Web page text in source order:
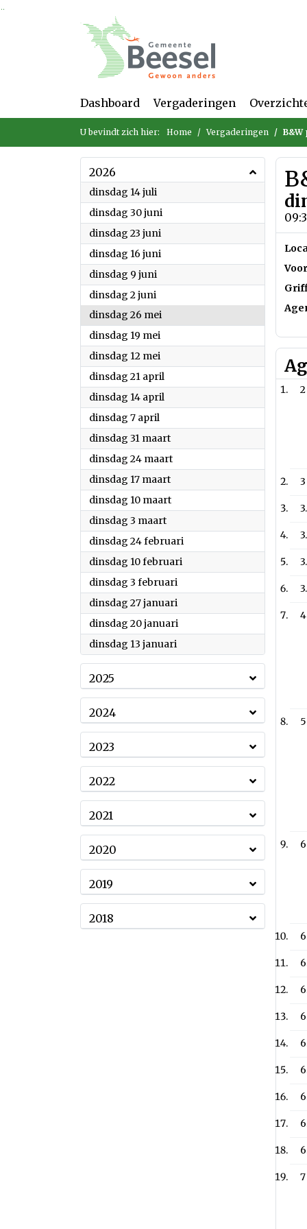
Ga naar de inhoud van deze pagina
Dashboard Vergaderingen
U bevindt zich hier: Home Vergaderingen
2026
dinsdag 14 juli
dinsdag 30 juni
dinsdag 23 juni
dinsdag 16 juni
dinsdag 9 juni
dinsdag 2 juni
dinsdag 26 mei
dinsdag 19 mei
dinsdag 12 mei
dinsdag 21 april
dinsdag 14 april
dinsdag 7 april
dinsdag 31 maart2026
dinsdag 24 maart2026
dinsdag 17 maart2026
dinsdag 10 maart2026
dinsdag 3 maart2026
dinsdag 24 februari
dinsdag 10 februari
dinsdag 3 februari
dinsdag 27 januari
dinsdag 20 januari
dinsdag 13 januari
2025
2024
2023
2022
2021
2020
2019
2018
2
3
4
5
6
7